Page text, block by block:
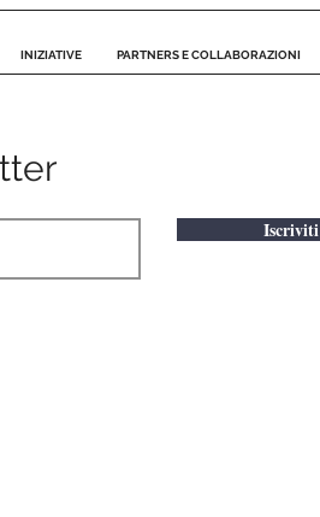
Iscriviti
INIZIATIVE PARTNERS E COLLABORAZIONI